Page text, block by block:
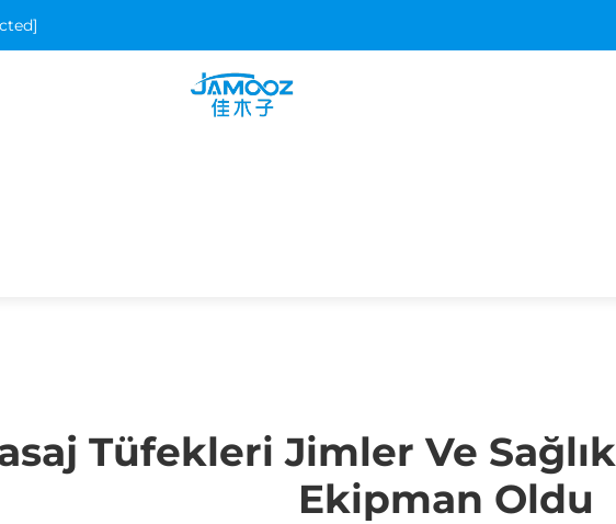
Tüfekleri Jimler Ve
Ekipman Oldu